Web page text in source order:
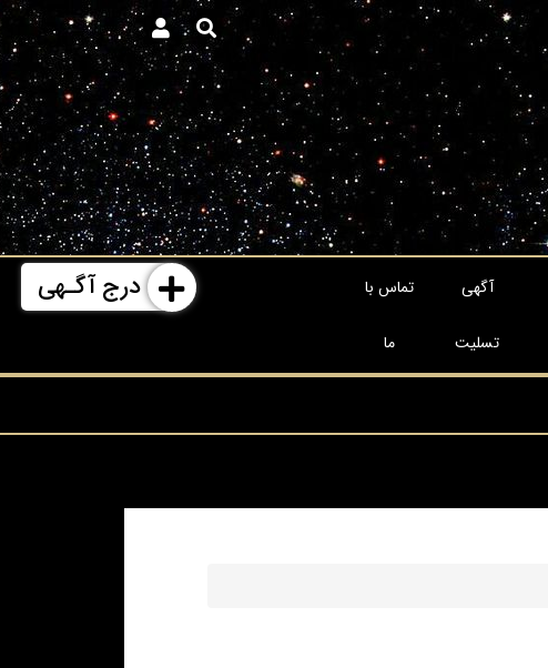
آگهی
تسلیت
تماس با
ما
درج آگـهی